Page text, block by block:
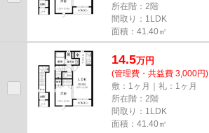
所在階：2階
間取り：1LDK
面積：41.40㎡
14.5万円
(管理費・共益費 3,000円)
敷：1ヶ月｜礼：1ヶ月
所在階：2階
間取り：1LDK
面積：41.40㎡